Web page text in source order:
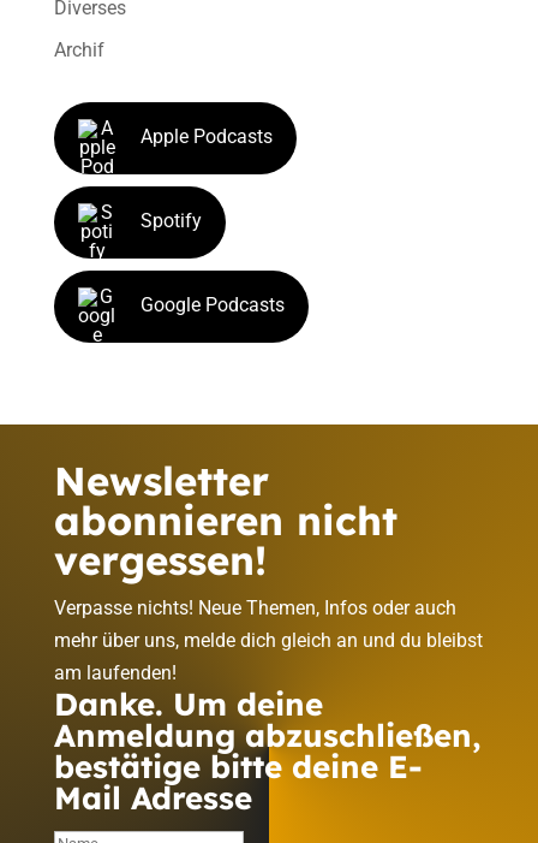
Diverses
Archif
Apple Podcasts
Spotify
Google Podcasts
Newsletter
abonnieren nicht
vergessen!
Verpasse nichts! Neue Themen, Infos oder auch
mehr über uns, melde dich gleich an und du bleibst
am laufenden!
Danke. Um deine
Anmeldung abzuschließen,
bestätige bitte deine E-
Mail Adresse